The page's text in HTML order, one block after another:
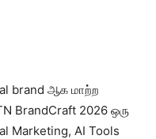
brand ஆக மாற்ற
BrandCraft 2026 ஒரு
Marketing, AI Tools